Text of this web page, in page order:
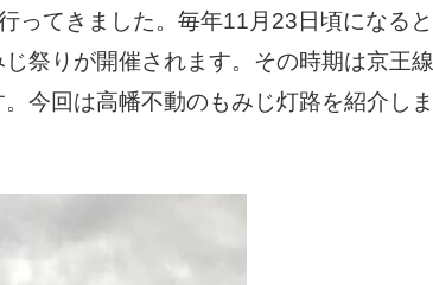
ってきました。毎年11月23日頃になると
祭りが開催されます。その時期は京王線
今回は高幡不動のもみじ灯路を紹介しま